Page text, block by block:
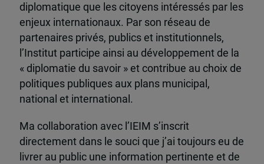
diplomatique que les citoyens intéressés par les
enjeux internationaux. Par son réseau de
partenaires privés, publics et institutionnels,
l’Institut participe ainsi au développement de la
« diplomatie du savoir » et contribue au choix de
politiques publiques aux plans municipal,
national et international.
Ma collaboration avec l’IEIM s’inscrit
directement dans le souci que j’ai toujours eu de
livrer au public une information pertinente et de